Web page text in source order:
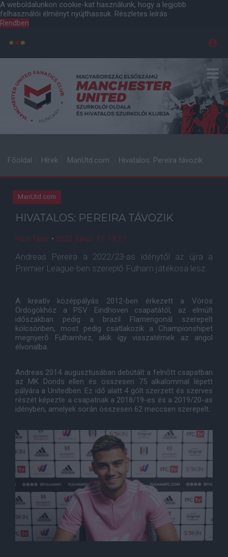
A weboldalunkon cookie-kat használunk, hogy a legjobb
felhasználói élményt nyújthassuk. Részletes leírás
Rendben
Főoldal Hírek ManUtd.com Hivatalos: Pereira távozik
ManUtd.com
HIVATALOS: PEREIRA TÁVOZIK
Házi Tibor • 2022. július. 11. 19:27
Andreas Pereira a 2022/23-as idénytől az újra a
Premier League-ben szereplő Fulham játékosa lesz.
A kreatív középpályás 2012-ben érkezett a Vörös
Ördögökhöz a PSV Eindhoven csapatától, az elmúlt
időszakban pedig a brazil Flamengonál szerepelt
kölcsönben, most pedig csatlakozik a Championshipet
megnyerő Fulhamhez, akik így visszatérnek az angol
élvonalba.
Andreas 2014 augusztusában debütált a felnőtt csapatban
az MK Donds ellen és összesen 75 alkalommal lépett
pályára a Unitedben. Ez idő alatt 4 gólt szerzett és szerves
részét képezte a csapatnak a 2018/19-es és a 2019/20-as
idényben, amelyek során összesen 62 meccsen szerepelt.